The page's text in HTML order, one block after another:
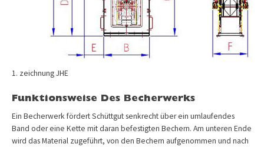
1. zeichnung JHE
Funktionsweise Des Becherwerks
Ein Becherwerk fördert Schüttgut senkrecht über ein umlaufendes
Band oder eine Kette mit daran befestigten Bechern. Am unteren Ende
wird das Material zugeführt, von den Bechern aufgenommen und nach